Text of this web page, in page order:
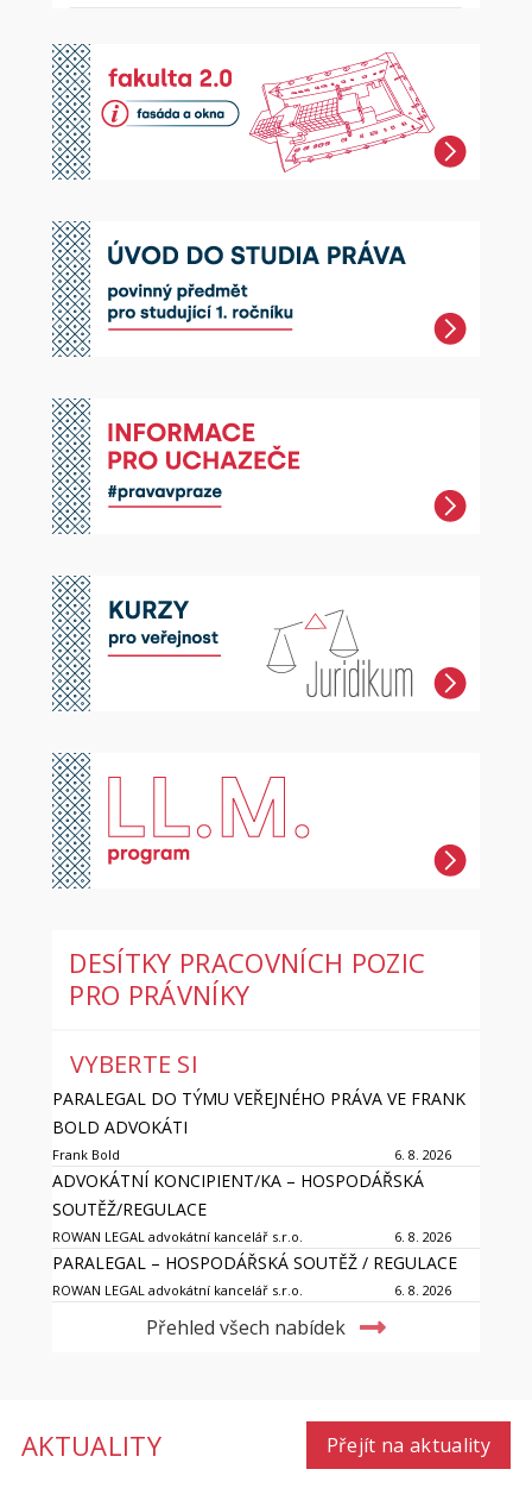
DESÍTKY PRACOVNÍCH POZIC
PRO PRÁVNÍKY
VYBERTE SI
PARALEGAL DO TÝMU VEŘEJNÉHO PRÁVA VE FRANK
BOLD ADVOKÁTI
Frank Bold 6. 8. 2026
ADVOKÁTNÍ KONCIPIENT/KA – HOSPODÁŘSKÁ
SOUTĚŽ/REGULACE
ROWAN LEGAL advokátní kancelář s.r.o. 6. 8. 2026
PARALEGAL – HOSPODÁŘSKÁ SOUTĚŽ / REGULACE
ROWAN LEGAL advokátní kancelář s.r.o. 6. 8. 2026
Přehled všech nabídek
AKTUALITY Přejít na aktuality